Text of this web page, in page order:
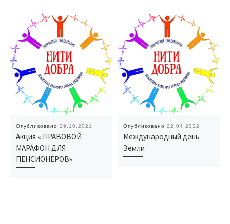
Опубликовано 29.10.2021
Акция « ПРАВОВОЙ
МАРАФОН ДЛЯ
ПЕНСИОНЕРОВ»
Опубликовано 22.04.2022
Международный день
Земли